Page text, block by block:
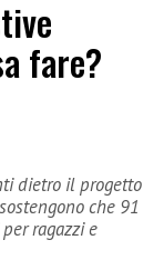
fare?
dietro il progetto
che 91
ragazzi e